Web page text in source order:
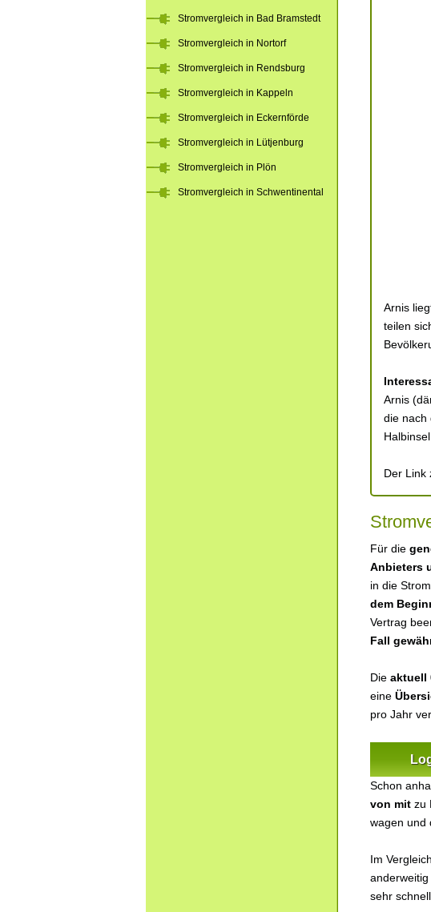
Arnis
teilen
Arnis
die nach
Der Link
Für die
Anbieters
in die
dem
Vertrag
Fall
Die aktuell
eine
pro Jahr
Schon
von mit zu
wagen und
Im
sehr
Stromvergleich in Bad Bramstedt
Stromvergleich in Nortorf
Stromvergleich in Rendsburg
Stromvergleich in Kappeln
Stromvergleich in Eckernförde
Stromvergleich in Lütjenburg
Stromvergleich in Plön
Stromvergleich in Schwentinental